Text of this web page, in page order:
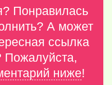
Понравилась
А может
ссылка
Пожалуйста,
ниже!